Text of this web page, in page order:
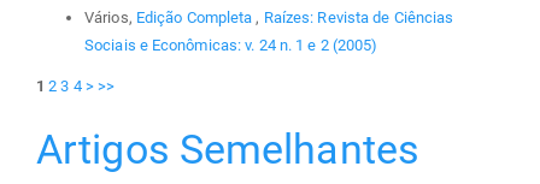
Vários, Edição Completa , Raízes: Revista de Ciências
Sociais e Econômicas: v. 24 n. 1 e 2 (2005)
1 2 3 4 > >>
Artigos Semelhantes